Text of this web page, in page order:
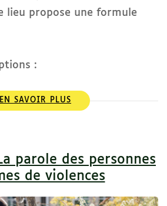
lieu propose une formule
:
EN SAVOIR PLUS
parole des personnes
de violences